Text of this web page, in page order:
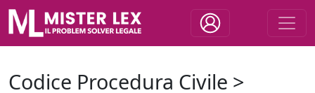
Codice Procedura Civile >